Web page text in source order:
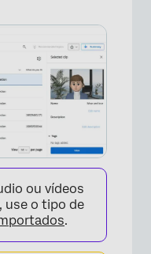
de um
de dados
ou vídeos
use o tipo de
.